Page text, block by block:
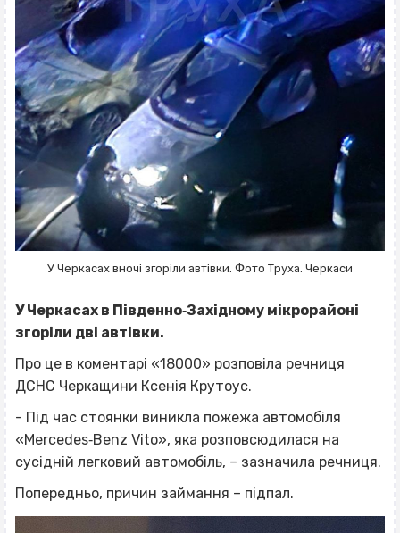
У Черкасах вночі згоріли автівки. Фото Труха. Черкаси
У Черкасах в Південно‐Західному мікрорайоні
згоріли дві автівки.
Про це в коментарі «18000» розповіла речниця
ДСНС Черкащини Ксенія Крутоус.
- Під час стоянки виникла пожежа автомобіля
«Mercedes‐Benz Vito», яка розповсюдилася на
сусідній легковий автомобіль, – зазначила речниця.
Попередньо, причин займання – підпал.